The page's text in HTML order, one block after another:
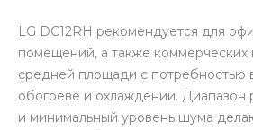
LG DC12RH рекомендуется для
помещений, а также
средней площади с потребностью
обогреве и охлаждении. Диапазон
и минимальный уровень шума